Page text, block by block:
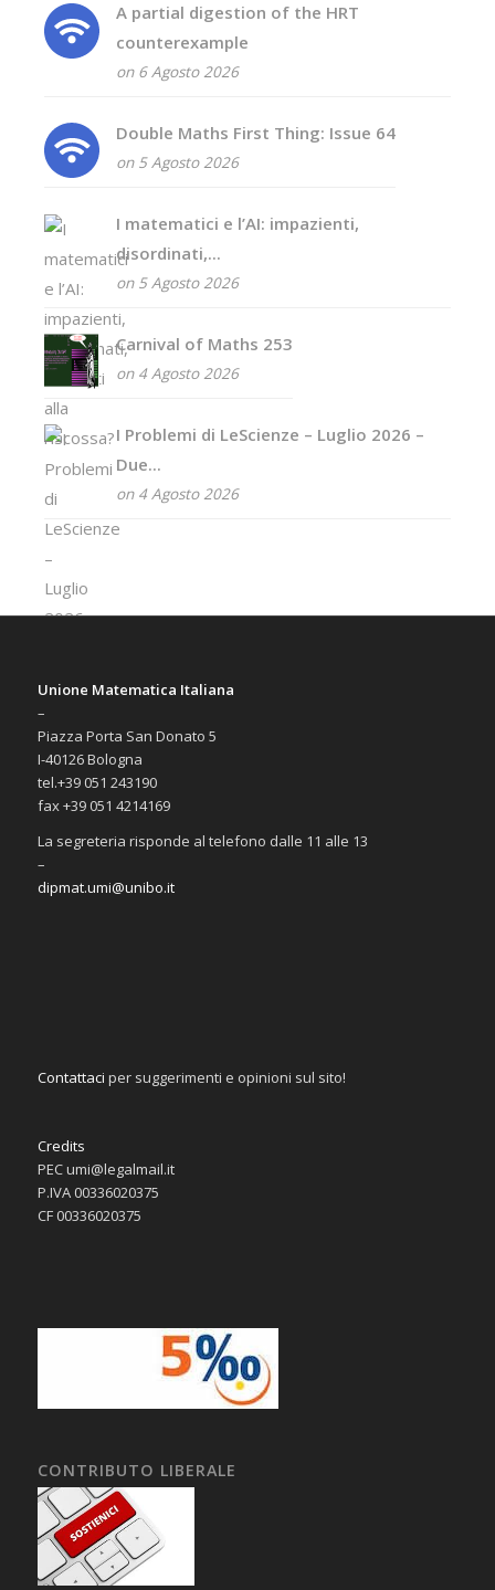
A partial digestion of the HRT
counterexample
on 6 Agosto 2026
Double Maths First Thing: Issue 64
on 5 Agosto 2026
I matematici e l’AI: impazienti,
disordinati,...
on 5 Agosto 2026
Carnival of Maths 253
on 4 Agosto 2026
I Problemi di LeScienze – Luglio 2026 –
Due...
on 4 Agosto 2026
Unione Matematica Italiana
–
Piazza Porta San Donato 5
I-40126 Bologna
tel.+39 051 243190
fax +39 051 4214169
La segreteria risponde al telefono dalle 11 alle 13
–
dipmat.umi@unibo.it
Contattaci per suggerimenti e opinioni sul sito!
Credits
PEC umi@legalmail.it
P.IVA 00336020375
CF 00336020375
CONTRIBUTO LIBERALE